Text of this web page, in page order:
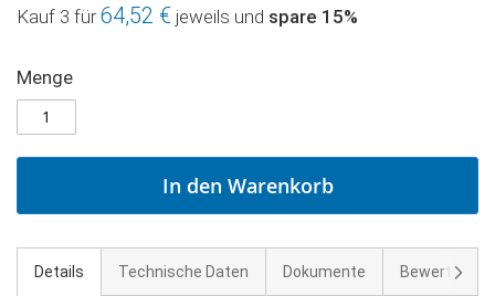
Kauf 3 für64,52 € jeweils und spare 15%
Menge
In den Warenkorb
Details Technische Daten Dokumente